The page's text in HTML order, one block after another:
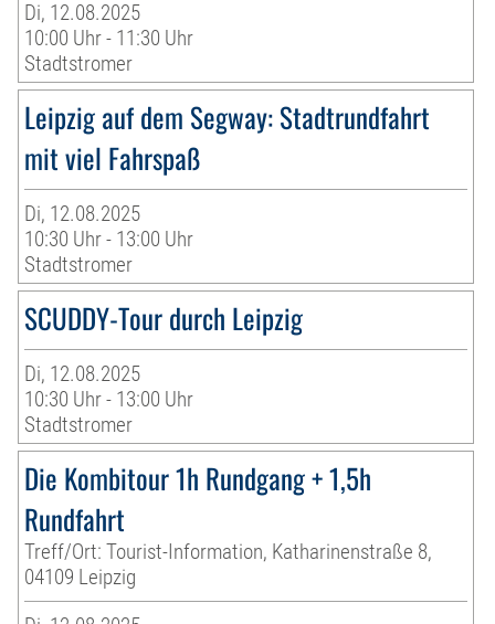
Di, 12.08.2025
10:00 Uhr - 11:30 Uhr
Stadtstromer
Leipzig auf dem Segway: Stadtrundfahrt
mit viel Fahrspaß
Di, 12.08.2025
10:30 Uhr - 13:00 Uhr
Stadtstromer
SCUDDY-Tour durch Leipzig
Di, 12.08.2025
10:30 Uhr - 13:00 Uhr
Stadtstromer
Die Kombitour 1h Rundgang + 1,5h
Rundfahrt
Treff/Ort: Tourist-Information, Katharinenstraße 8,
04109 Leipzig